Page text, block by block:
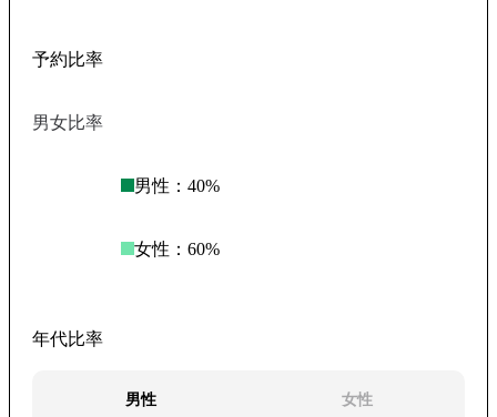
予約比率
男女比率
男性： 40%
女性： 60%
年代比率
男性 女性